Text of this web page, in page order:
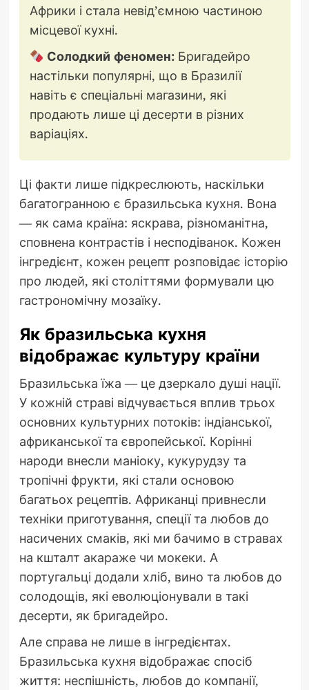
Африки і стала невід’ємною частиною
місцевої кухні.
Солодкий феномен: Бригадейро
настільки популярні, що в Бразилії
навіть є спеціальні магазини, які
продають лише ці десерти в різних
варіаціях.
Ці факти лише підкреслюють, наскільки
багатогранною є бразильська кухня. Вона
— як сама країна: яскрава, різноманітна,
сповнена контрастів і несподіванок. Кожен
інгредієнт, кожен рецепт розповідає історію
про людей, які століттями формували цю
гастрономічну мозаїку.
Як бразильська кухня
відображає культуру країни
Бразильська їжа — це дзеркало душі нації.
У кожній страві відчувається вплив трьох
основних культурних потоків: індіанської,
африканської та європейської. Корінні
народи внесли маніоку, кукурудзу та
тропічні фрукти, які стали основою
багатьох рецептів. Африканці привнесли
техніки приготування, спеції та любов до
насичених смаків, які ми бачимо в стравах
на кшталт акараже чи мокеки. А
португальці додали хліб, вино та любов до
солодощів, які еволюціонували в такі
десерти, як бригадейро.
Але справа не лише в інгредієнтах.
Бразильська кухня відображає спосіб
життя: неспішність, любов до компанії,